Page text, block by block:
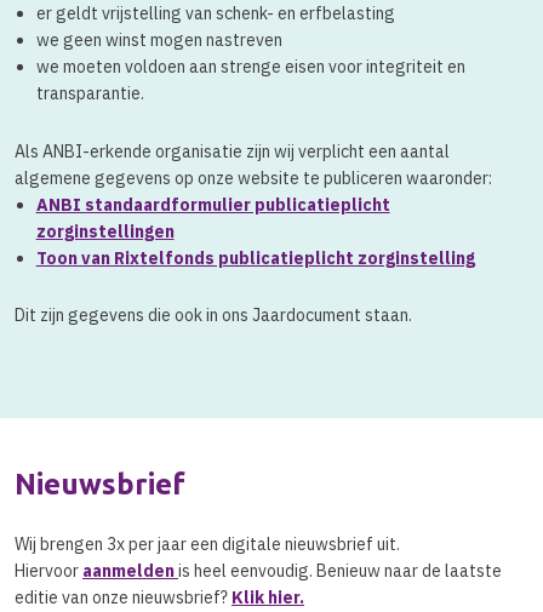
er geldt vrijstelling van schenk- en erfbelasting
we geen winst mogen nastreven
we moeten voldoen aan strenge eisen voor integriteit en
transparantie.
Als ANBI-erkende organisatie zijn wij verplicht een aantal
algemene gegevens op onze website te publiceren waaronder:
ANBI standaardformulier publicatieplicht
zorginstellingen
Toon van Rixtelfonds publicatieplicht zorginstelling
Dit zijn gegevens die ook in ons Jaardocument staan.
Nieuwsbrief
Wij brengen 3x per jaar een digitale nieuwsbrief uit.
Hiervoor aanmeldenis heel eenvoudig. Benieuw naar de laatste
editie van onze nieuwsbrief? Klik hier.